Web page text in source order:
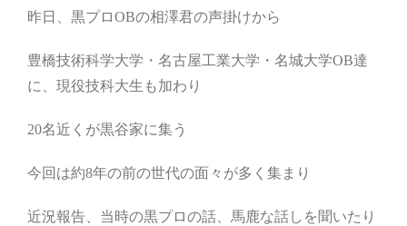
昨日、黒プロOBの相澤君の声掛けから
豊橋技術科学大学・名古屋工業大学・名城大学OB達
に、現役技科大生も加わり
20名近くが黒谷家に集う
今回は約8年の前の世代の面々が多く集まり
近況報告、当時の黒プロの話、馬鹿な話しを聞いたり